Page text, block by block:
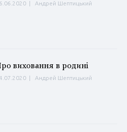
| Андрей Шептицький
виховання в родині
Андрей Шептицький